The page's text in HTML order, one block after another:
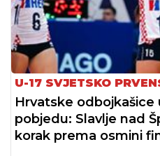
U-17 SVJETSKO
Hrvatske odbojkašice
pobjedu: Slavlje nad
korak prema osmini